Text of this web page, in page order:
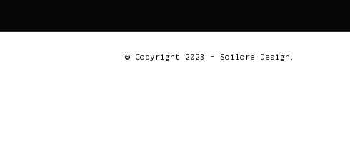
© Copyright 2023 - Soilore Design.